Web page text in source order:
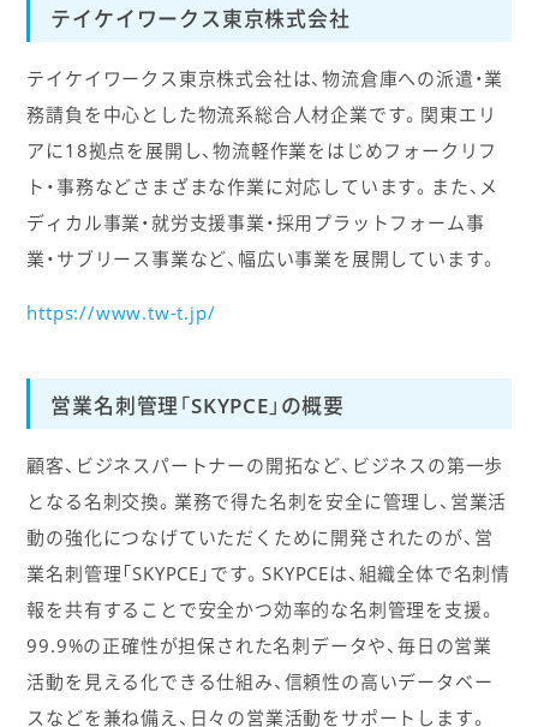
テイケイワークス東京株式会社
テイケイワークス東京株式会社は、物流倉庫への派遣・業
務請負を中心とした物流系総合人材企業です。関東エリ
アに18拠点を展開し、物流軽作業をはじめフォークリフ
ト・事務などさまざまな作業に対応しています。また、メ
ディカル事業・就労支援事業・採用プラットフォーム事
業・サブリース事業など、幅広い事業を展開しています。
https://www.tw-t.jp/
営業名刺管理「SKYPCE」の概要
顧客、ビジネスパートナーの開拓など、ビジネスの第一歩
となる名刺交換。業務で得た名刺を安全に管理し、営業活
動の強化につなげていただくために開発されたのが、営
業名刺管理「SKYPCE」です。SKYPCEは、組織全体で名刺情
報を共有することで安全かつ効率的な名刺管理を支援。
99.9%の正確性が担保された名刺データや、毎日の営業
活動を見える化できる仕組み、信頼性の高いデータベー
スなどを兼ね備え、日々の営業活動をサポートします。